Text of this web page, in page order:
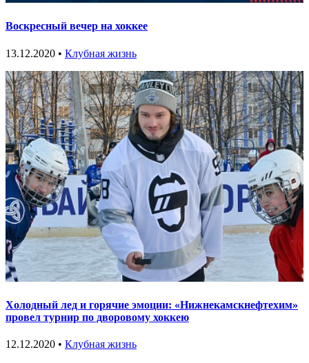
Воскресный вечер на хоккее
13.12.2020 • Клубная жизнь
Холодный лед и горячие эмоции: «Нижнекамскнефтехим»
провел турнир по дворовому хоккею
12.12.2020 • Клубная жизнь